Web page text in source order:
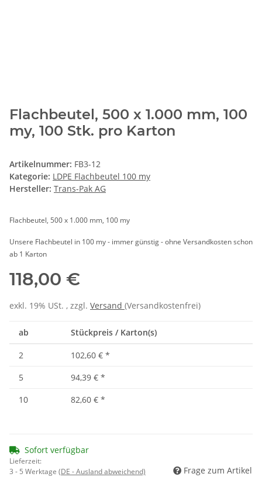
Flachbeutel, 500 x 1.000 mm, 100
my, 100 Stk. pro Karton
Artikelnummer: FB3-12
Kategorie: LDPE Flachbeutel 100 my
Hersteller: Trans-Pak AG
Flachbeutel, 500 x 1.000 mm, 100 my
Unsere Flachbeutel in 100 my - immer günstig - ohne Versandkosten schon
ab 1 Karton
118,00 €
exkl. 19% USt. , zzgl. Versand (Versandkostenfrei)
ab Stückpreis / Karton(s)
2 102,60 € *
5
94,39 € *
10
82,60 € *
Sofort verfügbar
Lieferzeit:
3 - 5 Werktage (DE - Ausland abweichend) Frage zum Artikel